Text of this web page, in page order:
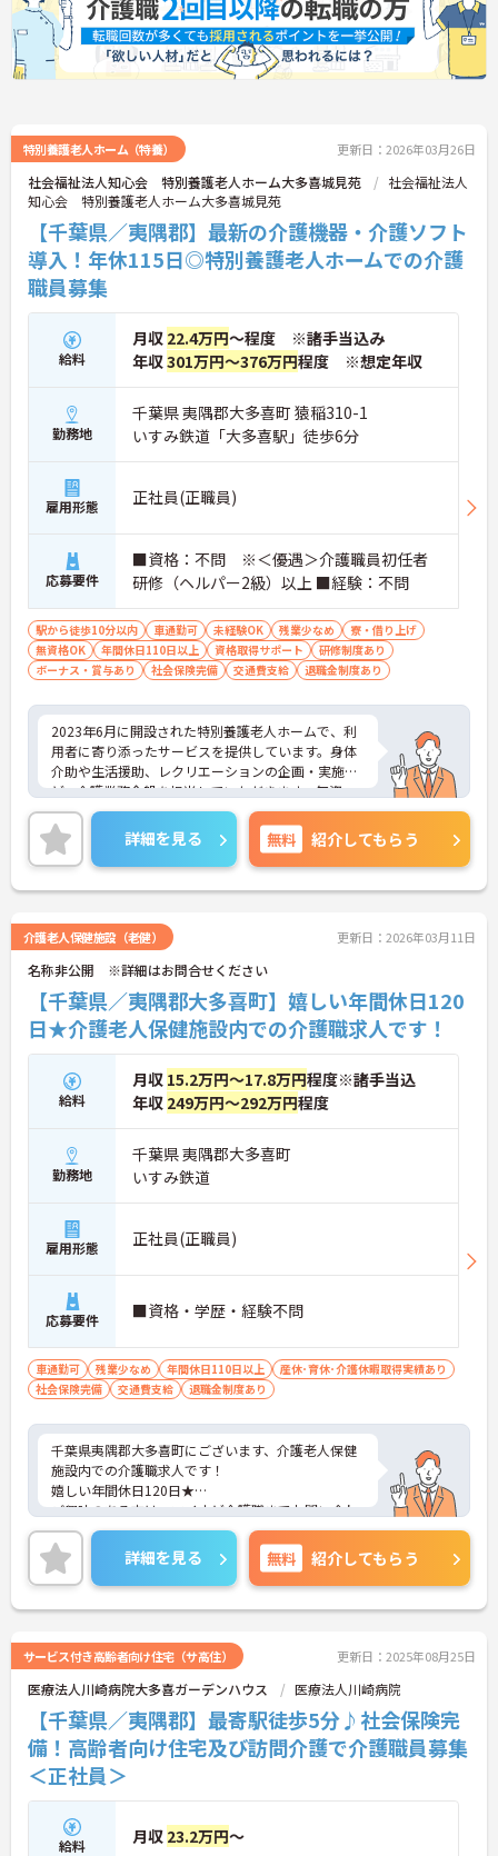
特別養護老人ホーム（特養） 更新日：2026年03月26日
社会福祉法人知心会 特別養護老人ホーム大多喜城見苑
社会福祉法人
知心会 特別養護老人ホーム大多喜城見苑
【千葉県／夷隅郡】最新の介護機器・介護ソフト
導入！年休115日◎特別養護老人ホームでの介護
職員募集
給料
月収 22.4万円～程度 ※諸手当込み
年収301万円～376万円程度 ※想定年収
勤務地
千葉県 夷隅郡大多喜町 猿稲310-1
いすみ鉄道「大多喜駅」徒歩6分
雇用形態 正社員(正職員)
応募要件
■資格：不問 ※＜優遇＞介護職員初任者
研修（ヘルパー2級）以上 ■経験：不問
駅から徒歩10分以内 車通勤可 未経験OK 残業少なめ
寮・借り上げ
無資格OK
年間休日110日以上 資格取得サポート
研修制度あり
ボーナス・賞与あり
社会保険完備 交通費支給 退職金制度あり
2023年6月に開設された特別養護老人ホームで、利
用者に寄り添ったサービスを提供しています。身体
介助や生活援助、レクリエーションの企画・実施な
ど、介護業務全般を担当していただきます。無資
格・未経験の方も歓迎で、研修制度が充実している
ため安心して勤務できます。年間休日115日以上で
プライベートも大切にでき、資格取得支援制度もあ
り、働きながらスキルアップが目指せます。最新の
介護機器・介護ソフトが導入されております。興味
問い合わせください。
詳細を見る 無料 紹介してもらう
介護老人保健施設（老健） 更新日：2026年03月11日
名称非公開 ※詳細はお問合せください
【千葉県／夷隅郡大多喜町】嬉しい年間休日120
日★介護老人保健施設内での介護職求人です！
給料
月収 15.2万円～17.8万円程度※諸手当込
年収 249万円～292万円程度
勤務地
千葉県 夷隅郡大多喜町
いすみ鉄道
雇用形態 正社員(正職員)
応募要件 ■資格・学歴・経験不問
車通勤可 残業少なめ 年間休日110日以上
産休･育休･介護休暇取得実績あり
社会保険完備
交通費支給 退職金制度あり
千葉県夷隅郡大多喜町にございます、介護老人保健
施設内での介護職求人です！
嬉しい年間休日120日★
ご興味のある方は、マイナビ介護職までお問い合わ
せください。
詳細を見る 無料 紹介してもらう
サービス付き高齢者向け住宅（サ高住） 更新日：2025年08月25日
医療法人川崎病院大多喜ガーデンハウス 医療法人川崎病院
【千葉県／夷隅郡】最寄駅徒歩5分♪社会保険完
備！高齢者向け住宅及び訪問介護で介護職員募集
＜正社員＞
給料 月収 23.2万円～